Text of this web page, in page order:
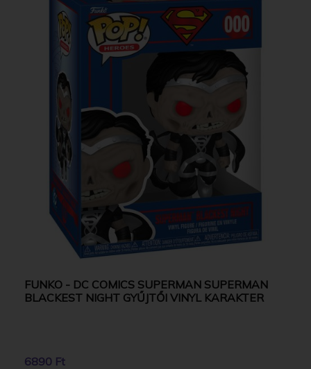
FUNKO - DC COMICS SUPERMAN SUPERMAN
BLACKEST NIGHT GYŰJTŐI VINYL KARAKTER
6890 Ft